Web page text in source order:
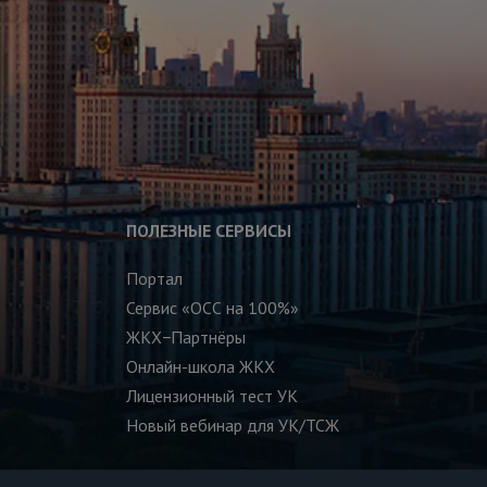
ПОЛЕЗНЫЕ СЕРВИСЫ
Портал
Сервис «ОСС на 100%»
ЖКХ−Партнёры
Онлайн-школа ЖКХ
Лицензионный тест УК
Новый вебинар для УК/ТСЖ